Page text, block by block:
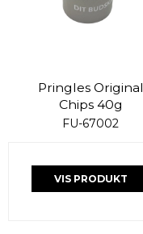
Pringles Original
Chips 40g
FU-67002
VIS PRODUKT